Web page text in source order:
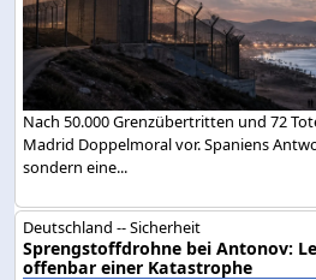
Nach 50.000 Grenzübertritten und 72
Madrid Doppelmoral vor. Spaniens
sondern eine...
Deutschland -- Sicherheit
Sprengstoffdrohne bei Antonov:
offenbar einer Katastrophe